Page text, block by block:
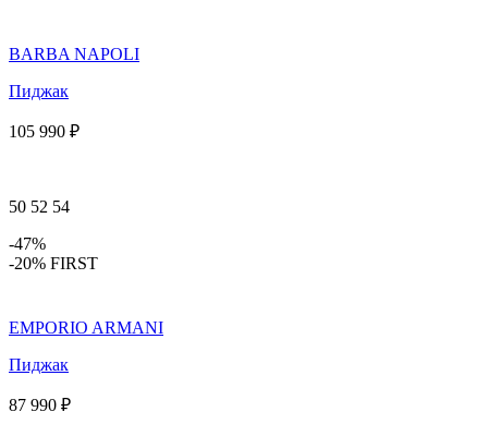
BARBA NAPOLI
Пиджак
105 990 ₽
50 52 54
-47%
-20% FIRST
EMPORIO ARMANI
Пиджак
87 990 ₽